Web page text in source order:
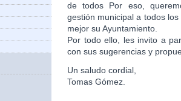
de todos Por eso,
gestión municipal a todos
mejor su Ayuntamiento.
Por todo ello, les invito a
con sus sugerencias y
Un saludo cordial,
Tomas Gómez.